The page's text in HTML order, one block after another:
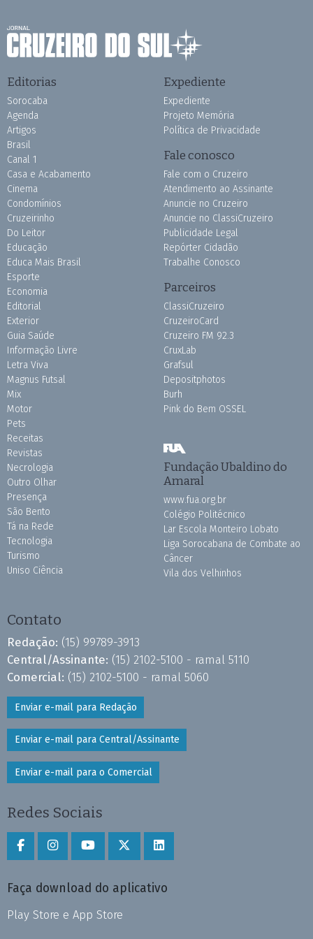
Editorias
Sorocaba
Agenda
Artigos
Brasil
Canal 1
Casa e Acabamento
Cinema
Condomínios
Cruzeirinho
Do Leitor
Educação
Educa Mais Brasil
Esporte
Economia
Editorial
Exterior
Guia Saúde
Informação Livre
Letra Viva
Magnus Futsal
Mix
Motor
Pets
Receitas
Revistas
Necrologia
Outro Olhar
Presença
São Bento
Tá na Rede
Tecnologia
Turismo
Uniso Ciência
Expediente
Expediente
Projeto Memória
Política de Privacidade
Fale conosco
Fale com o Cruzeiro
Atendimento ao Assinante
Anuncie no Cruzeiro
Anuncie no ClassiCruzeiro
Publicidade Legal
Repórter Cidadão
Trabalhe Conosco
Parceiros
ClassiCruzeiro
CruzeiroCard
Cruzeiro FM 92.3
CruxLab
Grafsul
Depositphotos
Burh
Pink do Bem OSSEL
Fundação Ubaldino do
Amaral
www.fua.org.br
Colégio Politécnico
Lar Escola Monteiro Lobato
Liga Sorocabana de Combate ao
Câncer
Vila dos Velhinhos
Contato
Redação: (15) 99789-3913
Central/Assinante: (15) 2102-5100 - ramal 5110
Comercial: (15) 2102-5100 - ramal 5060
Enviar e-mail para Redação
Enviar e-mail para Central/Assinante
Enviar e-mail para o Comercial
Redes Sociais
Faça download do aplicativo
Play Store e App Store